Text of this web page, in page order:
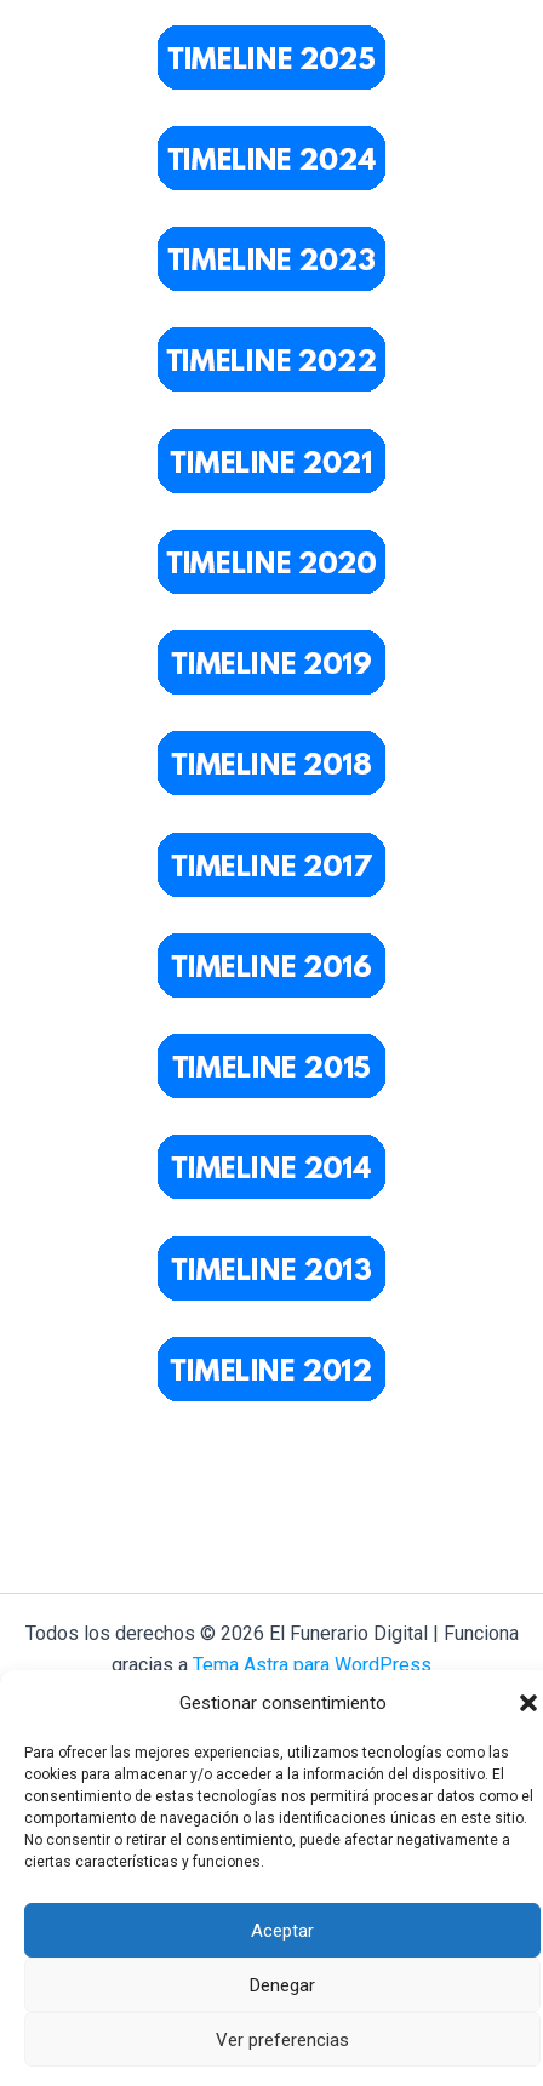
Gestionar consentimiento
Para ofrecer las mejores experiencias, utilizamos tecnologías como las
cookies para almacenar y/o acceder a la información del dispositivo. El
consentimiento de estas tecnologías nos permitirá procesar datos como el
comportamiento de navegación o las identificaciones únicas en este sitio.
No consentir o retirar el consentimiento, puede afectar negativamente a
ciertas características y funciones.
Aceptar
Denegar
Ver preferencias
Todos los derechos © 2026 El Funerario Digital | Funciona
gracias a Tema Astra para WordPress